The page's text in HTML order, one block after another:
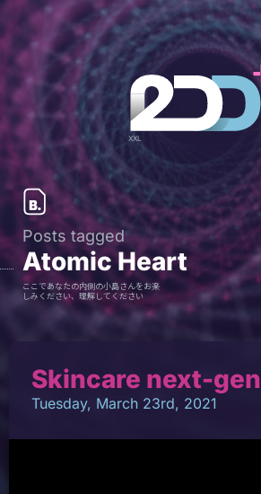
Posts tagged
Atomic Heart
ここであなたの内側の小島さんをお楽
しみください、理解してください
Skincare next-gen
Tuesday, March 23rd, 2021